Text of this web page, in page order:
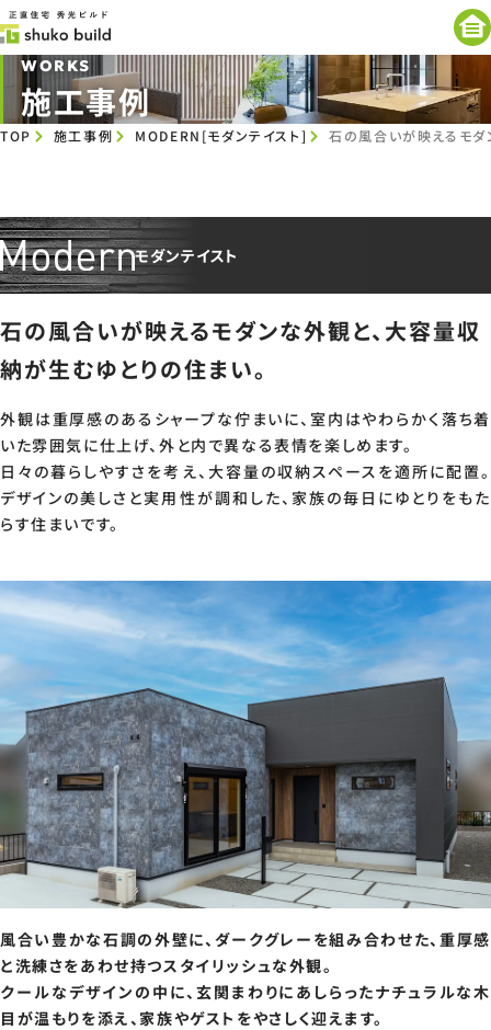
WORKS
施工事例
TOP 施工事例 MODERN[モダンテイスト] 石の風合いが映えるモダ
モダンテイスト
石の風合いが映えるモダンな外観と、大容量収
納が生むゆとりの住まい。
外観は重厚感のあるシャープな佇まいに、室内はやわらかく落ち着
いた雰囲気に仕上げ、外と内で異なる表情を楽しめます。
日々の暮らしやすさを考え、大容量の収納スペースを適所に配置。
デザインの美しさと実用性が調和した、家族の毎日にゆとりをもた
らす住まいです。
風合い豊かな石調の外壁に、ダークグレーを組み合わせた、重厚感
と洗練さをあわせ持つスタイリッシュな外観。
クールなデザインの中に、玄関まわりにあしらったナチュラルな木
目が温もりを添え、家族やゲストをやさしく迎えます。